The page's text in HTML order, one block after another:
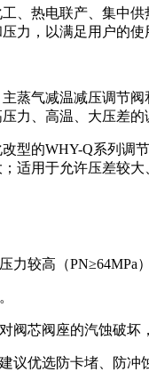
、热电联产、集中
力，以满足用户的
蒸气减温减压调节
力、高温、大压差的
型的WHY-Q系列调
适用于允许压差较大
力较高（PN≥64MPa）
阀芯阀座的汽蚀破坏
议优选防卡堵、防冲